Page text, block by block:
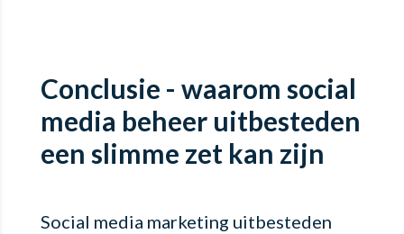
Conclusie - waarom social
media beheer uitbesteden
een slimme zet kan zijn
Social media marketing uitbesteden